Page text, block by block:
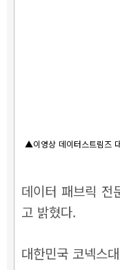
▲이영상 데이터스트림즈
데이터 패브릭 전
고 밝혔다.
대한민국 코넥스